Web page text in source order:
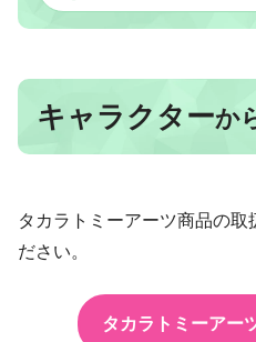
キャラクターか
タカラトミーアーツ商品の取
ださい。
タカラトミーアー